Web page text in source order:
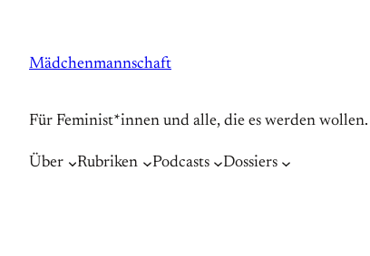
springen
Mädchenmannschaft
Für Feminist*innen und alle, die es werden wollen.
Über Rubriken Podcasts Dossiers